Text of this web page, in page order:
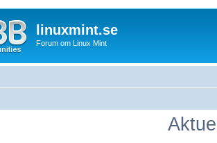
linuxmint.se
Forum om Linux Mint